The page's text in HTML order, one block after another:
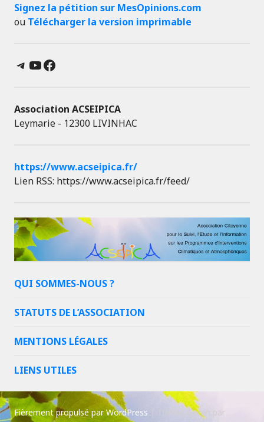
Signez la pétition sur MesOpinions.com
ou Télécharger la version imprimable
Telegram
YouTube
Facebook
Association ACSEIPICA
Leymarie - 12300 LIVINHAC
https://www.acseipica.fr/
Lien RSS: https://www.acseipica.fr/feed/
QUI SOMMES-NOUS ?
STATUTS DE L’ASSOCIATION
MENTIONS LÉGALES
LIENS UTILES
Fièrement propulsé par WordPress
Thème Goran par